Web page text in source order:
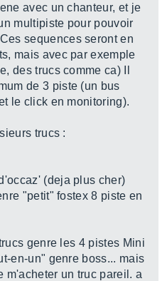
avec un chanteur, et je
multipiste pour pouvoir
sequences seront en
mais avec par exemple
des trucs comme ca) Il
de 3 piste (un bus
le click en monitoring).
trucs :
(deja plus cher)
"petit" fostex 8 piste en
genre les 4 pistes Mini
en-un" genre boss... mais
m'acheter un truc pareil. a